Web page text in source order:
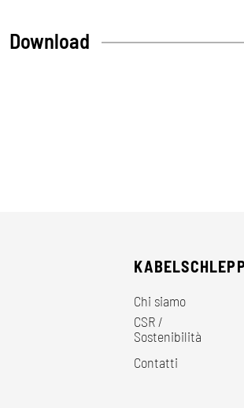
Download
Chi siamo
CSR /
Sostenibilità
Contatti